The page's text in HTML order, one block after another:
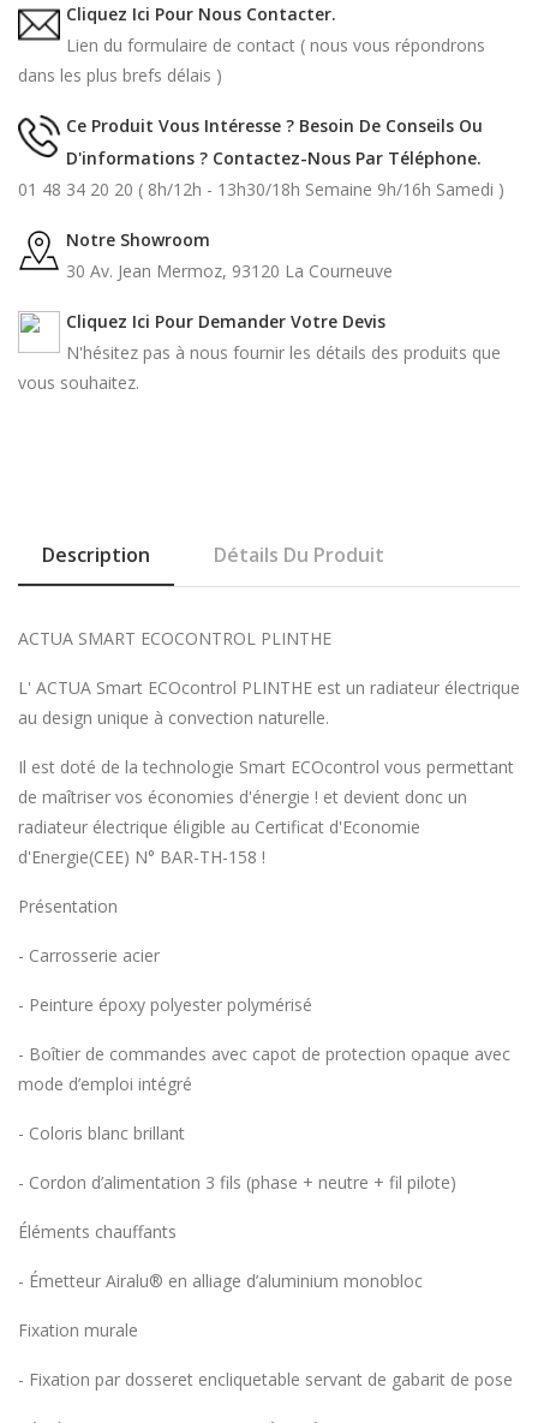
Cliquez Ici Pour Nous Contacter.
Lien du formulaire de contact ( nous vous répondrons
dans les plus brefs délais )
Ce Produit Vous Intéresse ? Besoin De Conseils Ou
D'informations ? Contactez-Nous Par Téléphone.
01 48 34 20 20 ( 8h/12h - 13h30/18h Semaine 9h/16h Samedi )
Notre Showroom
30 Av. Jean Mermoz, 93120 La Courneuve
Cliquez Ici Pour Demander Votre Devis
N'hésitez pas à nous fournir les détails des produits que
vous souhaitez.
Description Détails Du Produit
ACTUA SMART ECOCONTROL PLINTHE
L' ACTUA Smart ECOcontrol PLINTHE est un radiateur électrique
au design unique à convection naturelle.
Il est doté de la technologie Smart ECOcontrol vous permettant
de maîtriser vos économies d'énergie ! et devient donc un
radiateur électrique éligible au Certificat d'Economie
d'Energie(CEE) N° BAR-TH-158 !
Présentation
- Carrosserie acier
- Peinture époxy polyester polymérisé
- Boîtier de commandes avec capot de protection opaque avec
mode d’emploi intégré
- Coloris blanc brillant
- Cordon d’alimentation 3 fils (phase + neutre + fil pilote)
Éléments chauffants
- Émetteur Airalu® en alliage d’aluminium monobloc
Fixation murale
- Fixation par dosseret encliquetable servant de gabarit de pose